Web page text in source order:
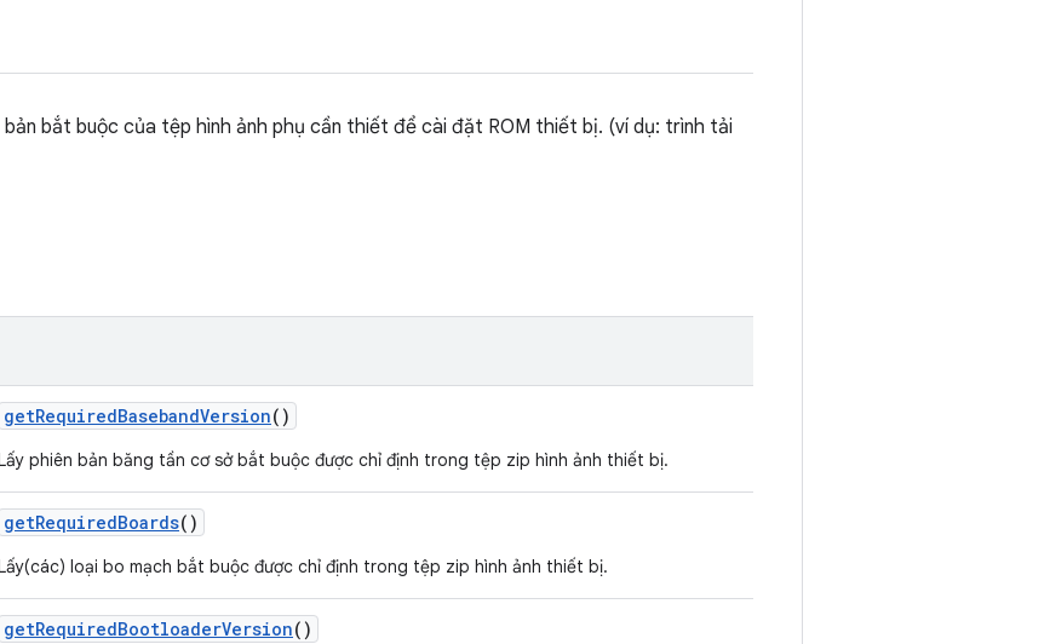
bắt buộc của tệp hình ảnh phụ cần thiết để cài đặt ROM thiết bị. (ví dụ: trình tải
getRequiredBasebandVersion()
phiên bản băng tần cơ sở bắt buộc được chỉ định trong tệp zip hình ảnh thiết bị.
getRequiredBoards()
loại bo mạch bắt buộc được chỉ định trong tệp zip hình ảnh thiết bị.
getRequiredBootloaderVersion()